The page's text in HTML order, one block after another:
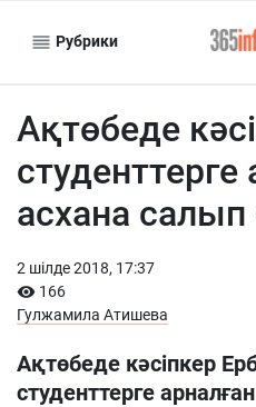
Рубрики
Ақтөбеде
асхана салып
2 шiлде 2018, 17:37
166
Гулжамила Атишева
Ақтөбеде кәсіпкер
студенттерге